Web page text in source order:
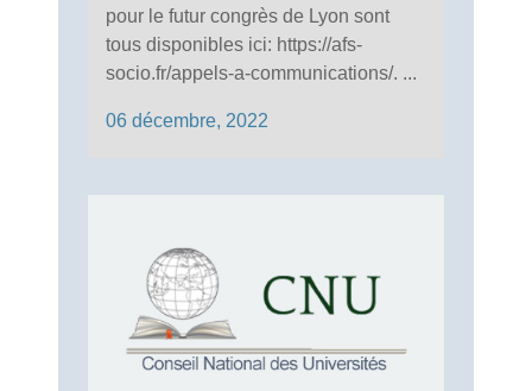
pour le futur congrès de Lyon sont
tous disponibles ici: https://afs-
socio.fr/appels-a-communications/. ...
06 décembre, 2022